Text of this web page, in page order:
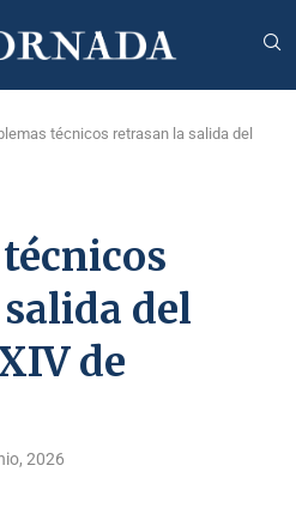
técnicos retrasan la salida del
del
de
2026